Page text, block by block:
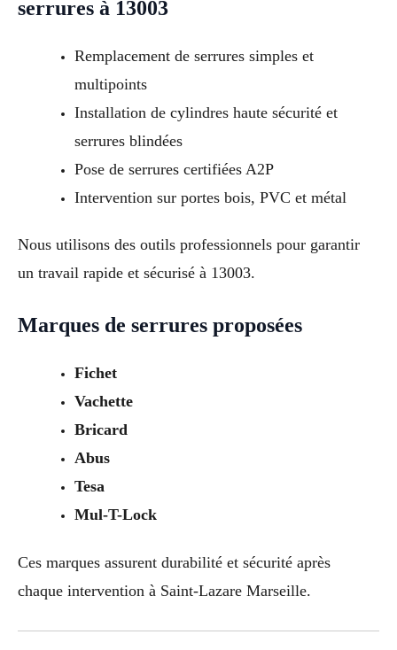
serrures à 13003
Remplacement de serrures simples et
multipoints
Installation de cylindres haute sécurité et
serrures blindées
Pose de serrures certifiées A2P
Intervention sur portes bois, PVC et métal
Nous utilisons des outils professionnels pour garantir
un travail rapide et sécurisé à 13003.
Marques de serrures proposées
Fichet
Vachette
Bricard
Abus
Tesa
Mul-T-Lock
Ces marques assurent durabilité et sécurité après
chaque intervention à Saint-Lazare Marseille.